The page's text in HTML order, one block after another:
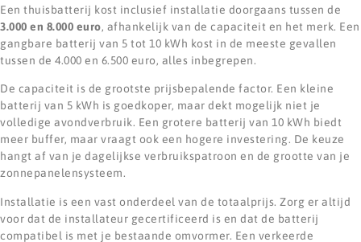
Een thuisbatterij kost inclusief installatie doorgaans tussen de
3.000 en 8.000 euro, afhankelijk van de capaciteit en het merk. Een
gangbare batterij van 5 tot 10 kWh kost in de meeste gevallen
tussen de 4.000 en 6.500 euro, alles inbegrepen.
De capaciteit is de grootste prijsbepalende factor. Een kleine
batterij van 5 kWh is goedkoper, maar dekt mogelijk niet je
volledige avondverbruik. Een grotere batterij van 10 kWh biedt
meer buffer, maar vraagt ook een hogere investering. De keuze
hangt af van je dagelijkse verbruikspatroon en de grootte van je
zonnepanelensysteem.
Installatie is een vast onderdeel van de totaalprijs. Zorg er altijd
voor dat de installateur gecertificeerd is en dat de batterij
compatibel is met je bestaande omvormer. Een verkeerde